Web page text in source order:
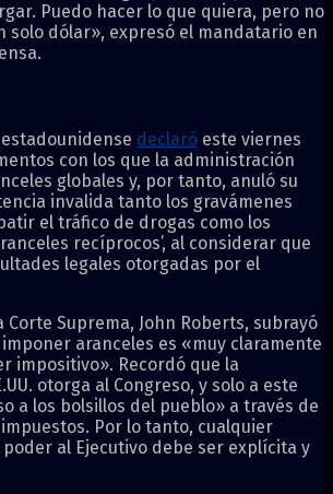
Puedo hacer lo que quiera, pero no
solo dólar», expresó el mandatario en
declaró este viernes
con los que la administración
globales y, por tanto, anuló su
invalida tanto los gravámenes
el tráfico de drogas como los
recíprocos’, al considerar que
legales otorgadas por el
Corte Suprema, John Roberts, subrayó
aranceles es «muy claramente
impositivo». Recordó que la
otorga al Congreso, y solo a este
a los bolsillos del pueblo» a través de
Por lo tanto, cualquier
al Ejecutivo debe ser explícita y